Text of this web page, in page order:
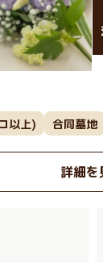
以上) 合同墓地
詳細を